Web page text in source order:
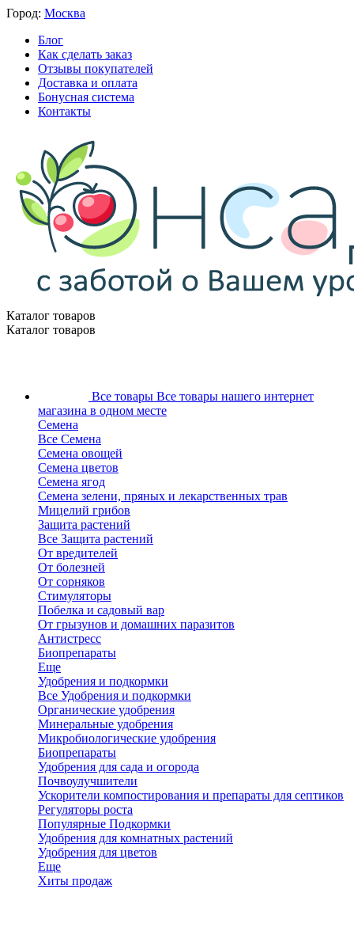
Город: Москва
Блог
Как сделать заказ
Отзывы покупателей
Доставка и оплата
Бонусная система
Контакты
Каталог товаров
Каталог товаров
Все товары Все товары нашего интернет
магазина в одном месте
Семена
Все Семена
Семена овощей
Семена цветов
Семена ягод
Семена зелени, пряных и лекарственных трав
Мицелий грибов
Защита растений
Все Защита растений
От вредителей
От болезней
От сорняков
Стимуляторы
Побелка и садовый вар
От грызунов и домашних паразитов
Антистресс
Биопрепараты
Еще
Удобрения и подкормки
Все Удобрения и подкормки
Органические удобрения
Минеральные удобрения
Микробиологические удобрения
Биопрепараты
Удобрения для сада и огорода
Почвоулучшители
Ускорители компостирования и препараты для септиков
Регуляторы роста
Популярные Подкормки
Удобрения для комнатных растений
Удобрения для цветов
Еще
Хиты продаж